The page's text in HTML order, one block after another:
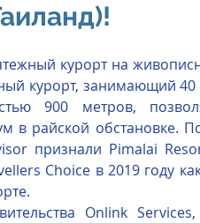
Six Senses Courchevel, France
Vana, Индия
Hotels & Resorts
курорт на
курорт, занимающий 40
900 метров,
в райской обстановке.
признали Pimalai
Choice в 2019 году
Onlink